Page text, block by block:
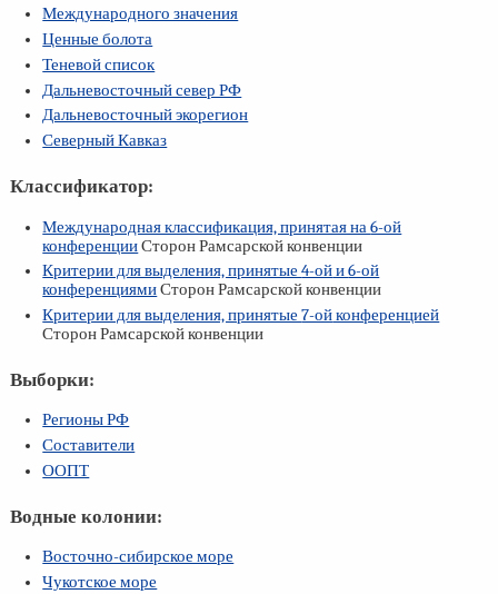
Международного значения
Ценные болота
Теневой список
Дальневосточный север РФ
Дальневосточный экорегион
Северный Кавказ
Классификатор:
Международная классификация, принятая на6-ой
конференцииСторон Рамсарской конвенции
Критерии для выделения, принятые4-ойи6-ой
конференциямиСторон Рамсарской конвенции
Критерии для выделения, принятые7-ойконференцией
Сторон Рамсарской конвенции
Выборки:
Регионы РФ
Составители
ООПТ
Водные колонии:
Восточно-сибирское море
Чукотское море